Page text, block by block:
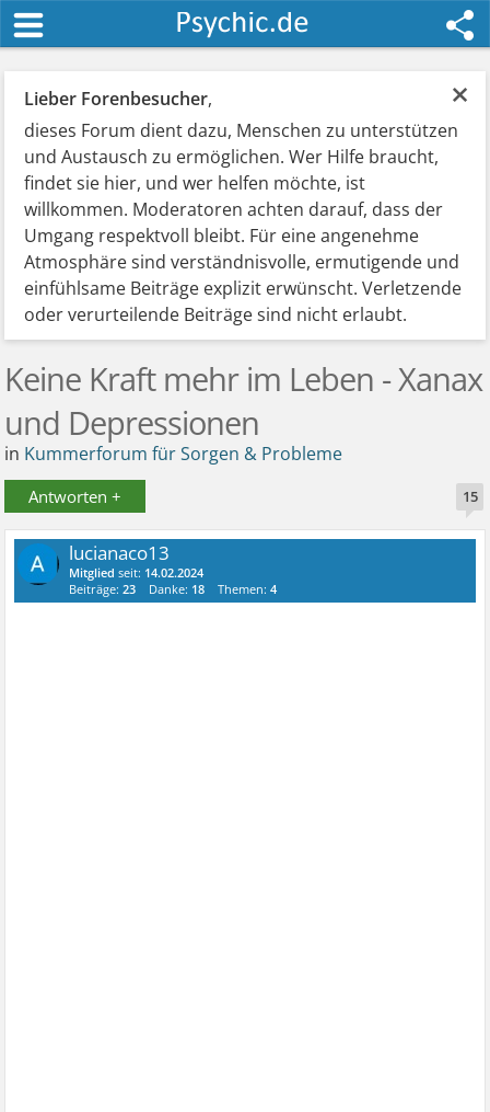
×
Lieber Forenbesucher,
dieses Forum dient dazu, Menschen zu unterstützen
und Austausch zu ermöglichen. Wer Hilfe braucht,
findet sie hier, und wer helfen möchte, ist
willkommen. Moderatoren achten darauf, dass der
Umgang respektvoll bleibt. Für eine angenehme
Atmosphäre sind verständnisvolle, ermutigende und
einfühlsame Beiträge explizit erwünscht. Verletzende
oder verurteilende Beiträge sind nicht erlaubt.
Keine Kraft mehr im Leben - Xanax
und Depressionen
in Kummerforum für Sorgen & Probleme
Antworten + 15
lucianaco13
Mitglied seit: 14.02.2024
Beiträge:23 Danke: 18 Themen:4